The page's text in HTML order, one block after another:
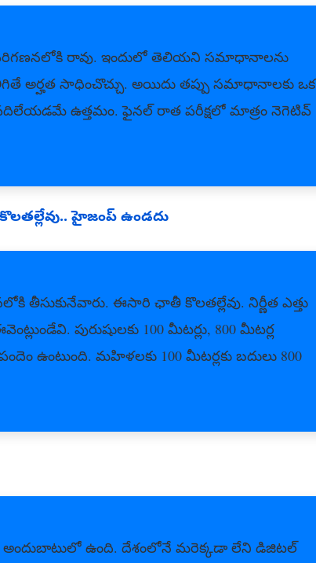
రావు. ఇందులో తెలియని సమాధానాలను
అర్హత సాధించొచ్చు. అయిదు తప్పు సమాధానాలకు ఒక
ఉత్తమం. ఫైనల్ రాత పరీక్షలో మాత్రం నెగెటివ్‌
హైజంప్‌ ఉండదు
తీసుకునేవారు. ఈసారి ఛాతీ కొలతల్లేవు. నిర్ణీత ఎత్తు
పురుషులకు 100 మీటర్లు, 800 మీటర్ల
ఉంటుంది. మహిళలకు 100 మీటర్లకు బదులు 800
అందుబాటులో ఉంది. దేశంలోనే మరెక్కడా లేని డిజిటల్‌